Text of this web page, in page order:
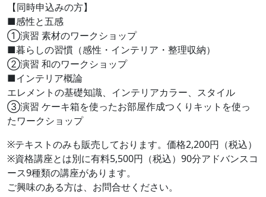
【同時申込みの方】
■感性と五感
①演習 素材のワークショップ
■暮らしの習慣（感性・インテリア・整理収納）
②演習 和のワークショップ
■インテリア概論
エレメントの基礎知識、インテリアカラー、スタイル
③演習 ケーキ箱を使ったお部屋作成つくりキットを使っ
たワークショップ
※テキストのみも販売しております。価格2,200円（税込）
※資格講座とは別に有料5,500円（税込）90分アドバンスコ
ース9種類の講座があります。
ご興味のある方は、お問合せください。